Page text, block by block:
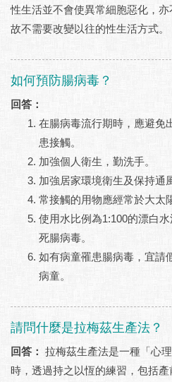
性生活並不會使異常細胞惡化，亦
故不需要改變以往的性生活方式。
如何預防腸病毒？
回答：
在腸病毒流行期時，應避免
患接觸。
加強個人衛生，勤洗手。
加強居家環境衛生及保持通
常接觸的用物應經常於大太
使用水比例為1:100的漂白
死腸病毒。
如有病童罹患腸病毒，宜請
病童。
請問什麼是拉梅茲生產法？
回答： 拉梅茲生產法是一種「心
時，透過持之以恆的練習，包括